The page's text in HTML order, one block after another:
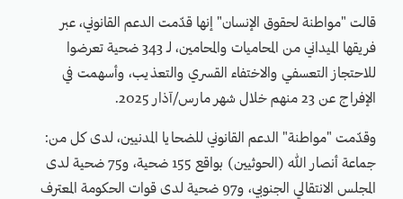
قالت "مواطنة لحقوق الإنسان" إنها قدّمت الدعم القانوني، عبر
فريقها الميداني من المحاميات والمحامين، لـ 343 ضحية تعرضوا
للاحتجاز التعسفي والاختفاء القسري والتعذيب، وأسهمت في
الإفراج عن 23 منهم خلال شهر مارس/آذار 2025.
وقدّمت "مواطنة" الدعم القانوني للضحايا المدنيين، لدى كل من:
جماعة أنصار الله (الحوثيين) بواقع 155 ضحية، و75 ضحية لدى
المجلس الانتقالي الجنوبي، و97 ضحية لدى قوات الحكومة المعترف